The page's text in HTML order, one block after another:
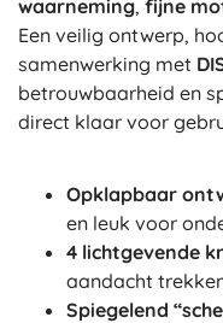
waarneming, fijne
Een veilig ontwerp,
samenwerking met
betrouwbaarheid en
direct klaar voor
Opklapbaar
en leuk voor
4 lichtgevende
aandacht
Spiegelend